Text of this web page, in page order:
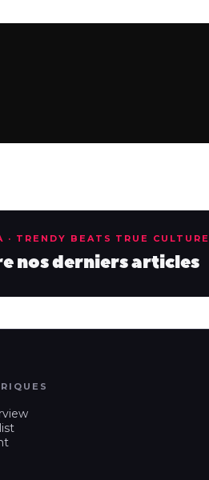
· TRENDY BEATS TRUE CULTURE
nos derniers articles